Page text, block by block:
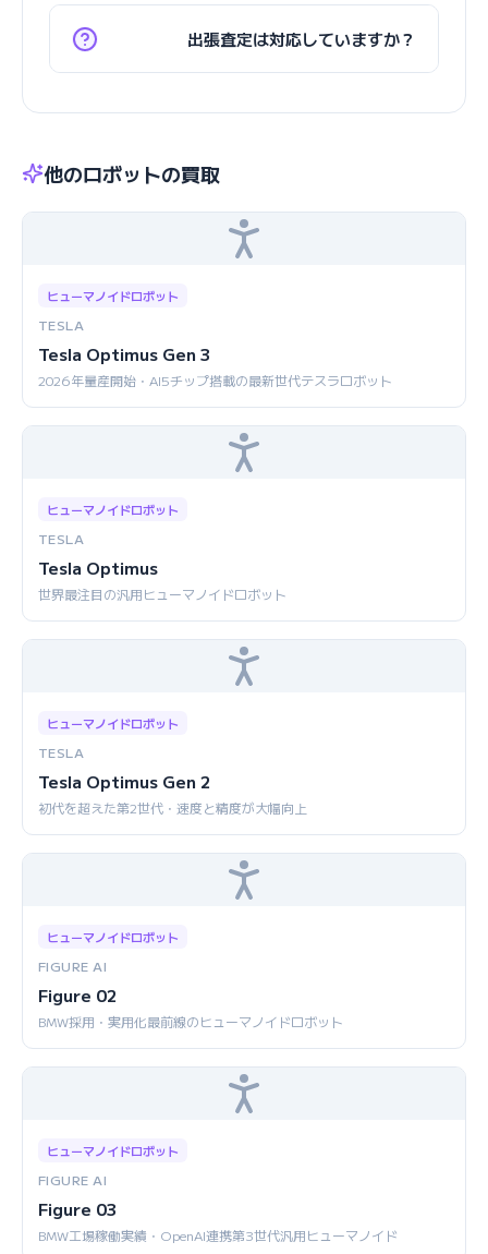
出張査定は対応していますか？
他のロボットの買取
ヒューマノイドロボット
TESLA
Tesla Optimus Gen 3
2026年量産開始・AI5チップ搭載の最新世代テスラロボット
ヒューマノイドロボット
TESLA
Tesla Optimus
世界最注目の汎用ヒューマノイドロボット
ヒューマノイドロボット
TESLA
Tesla Optimus Gen 2
初代を超えた第2世代・速度と精度が大幅向上
ヒューマノイドロボット
FIGURE AI
Figure 02
BMW採用・実用化最前線のヒューマノイドロボット
ヒューマノイドロボット
FIGURE AI
Figure 03
BMW工場稼働実績・OpenAI連携第3世代汎用ヒューマノイド